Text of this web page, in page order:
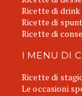
Ricette di drink
Ricette di
Ricette di
I MENU DI
Ricette di
Le occasioni